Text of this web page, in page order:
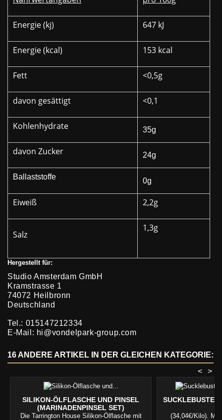
Energie (kj) 647 kJ
Energie (kcal) 153 kcal
Fett <0,5g
davon gesättigt <0,1
Kohlenhydrate 35g
davon Zucker 24g
Ballaststoffe 0g
Eiweiß 2,2g
Salz
1,3g
Hergestellt für:
Studio Amsterdam GmbH
Kramstrasse 1
74072 Heilbronn
Deutschland
Tel.: 015147212334
E-Mail: hi@vondelpark-group.com
16 ANDERE ARTIKEL IN DER GLEICHEN KATEGORIE:
>
<
SILIKON-ÖLFLASCHE UND PINSEL
(MARINADENPINSEL SET)
Die Tarrington House Silikon-Ölflasche mit
(34,04€/Kilo).